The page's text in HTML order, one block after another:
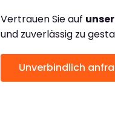
Vertrauen Sie auf
und zuverlässig zu
Unverbindlich